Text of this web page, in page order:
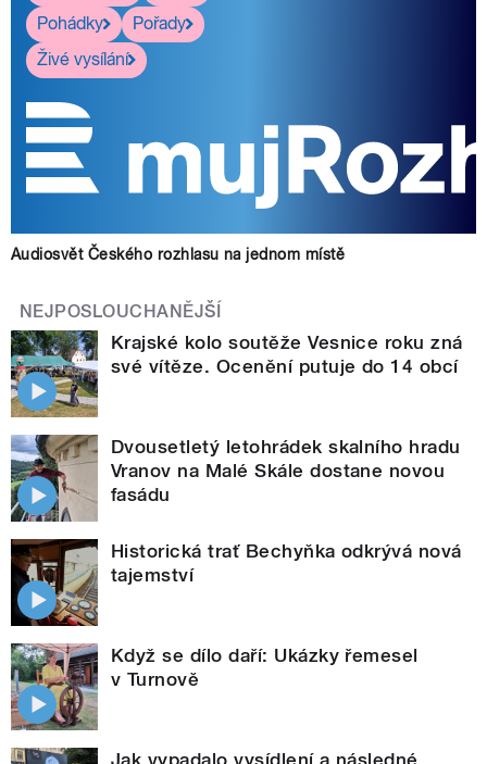
Pohádky
Pořady
Živé vysílání
Audiosvět Českého rozhlasu na jednom místě
NEJPOSLOUCHANĚJŠÍ
Krajské kolo soutěže Vesnice roku zná
své vítěze. Ocenění putuje do 14 obcí
Dvousetletý letohrádek skalního hradu
Vranov na Malé Skále dostane novou
fasádu
Historická trať Bechyňka odkrývá nová
tajemství
Když se dílo daří: Ukázky řemesel
v Turnově
Jak vypadalo vysídlení a následné